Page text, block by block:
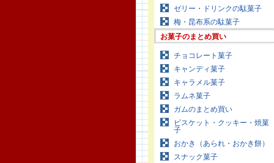
ゼリー・ドリンクの駄菓子
梅・昆布系の駄菓子
お菓子のまとめ買い
チョコレート菓子
キャンディ菓子
キャラメル菓子
ラムネ菓子
ガムのまとめ買い
ビスケット・クッキー・焼菓
子
おかき（あられ・おかき餅）
スナック菓子